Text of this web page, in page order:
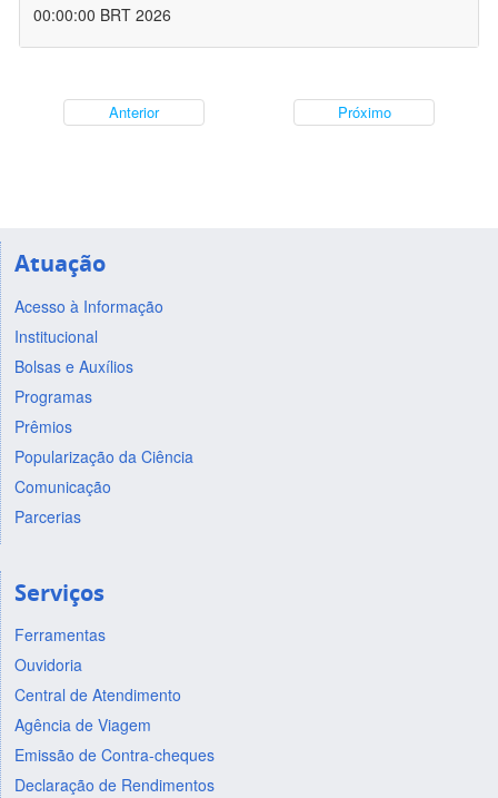
00:00:00 BRT 2026
Anterior Próximo
Atuação
Acesso à Informação
Institucional
Bolsas e Auxílios
Programas
Prêmios
Popularização da Ciência
Comunicação
Parcerias
Serviços
Ferramentas
Ouvidoria
Central de Atendimento
Agência de Viagem
Emissão de Contra-cheques
Declaração de Rendimentos